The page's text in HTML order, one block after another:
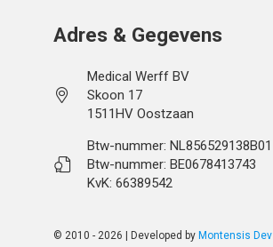
Adres & Gegevens
Medical Werff BV
Skoon 17
1511HV Oostzaan
Btw-nummer: NL856529138B01
Btw-nummer: BE0678413743
KvK: 66389542
© 2010 - 2026 | Developed by Montensis Dev